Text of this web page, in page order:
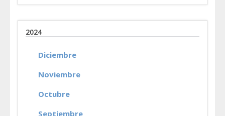
2024
Diciembre
Noviembre
Octubre
Septiembre